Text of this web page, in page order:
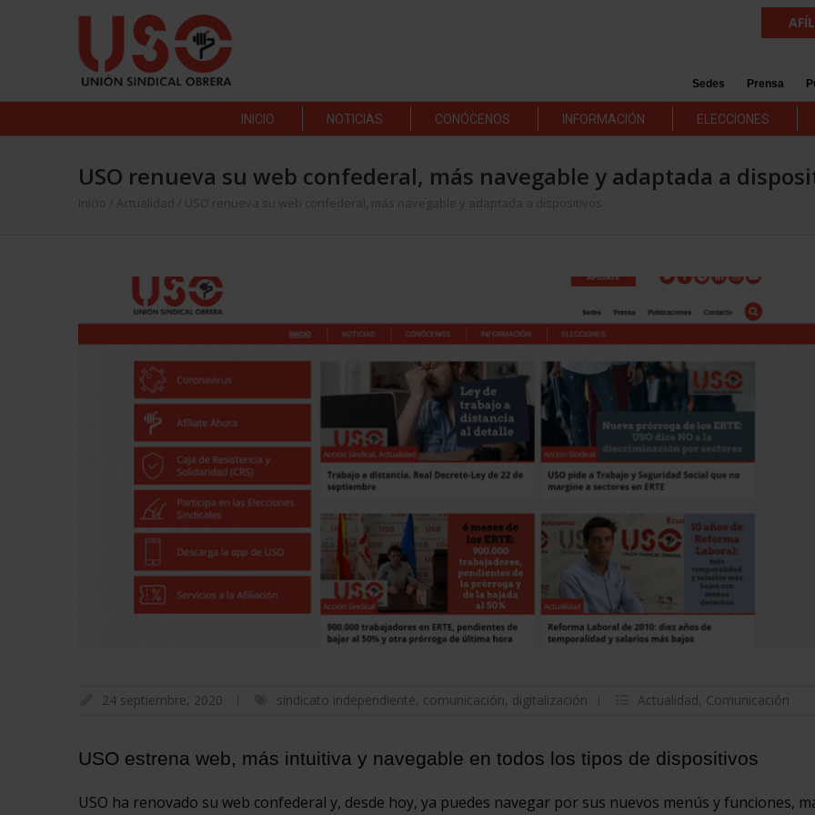
Sedes Prensa
INICIO NOTICIAS CONÓCENOS INFORMACIÓN ELECCIONES
USO renueva su web confederal, más navegable y adaptada a
Inicio Actualidad USO renueva su web confederal, más navegable y adaptada a dispositivos
24 septiembre, 2020 sindicato independiente, comunicación, digitalización Actualidad, Comunicación
USO estrena web, más intuitiva y navegable en todos los tipos de dispositivos
USO ha renovado su web confederal y, desde hoy, ya puedes navegar por sus nuevos menús y funciones,